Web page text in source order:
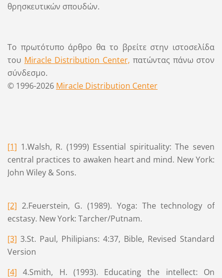
θρησκευτικών σπουδών.
Το πρωτότυπο άρθρο θα το βρείτε στην ιστοσελίδα
του Miracle Distribution Center, πατώντας πάνω στον
σύνδεσμο.
© 1996-2026 Miracle Distribution Center
[1] 1.Walsh, R. (1999) Essential spirituality: The seven
central practices to awaken heart and mind. New York:
John Wiley & Sons.
[2] 2.Feuerstein, G. (1989). Yoga: The technology of
ecstasy. New York: Tarcher/Putnam.
[3] 3.St. Paul, Philipians: 4:37, Bible, Revised Standard
Version
[4] 4.Smith, H. (1993). Educating the intellect: On